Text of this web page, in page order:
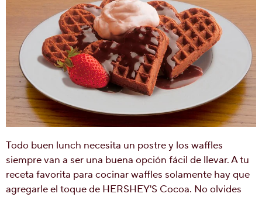
Todo buen lunch necesita un postre y los waffles
siempre van a ser una buena opción fácil de llevar. A tu
receta favorita para cocinar waffles solamente hay que
agregarle el toque de HERSHEY'S Cocoa. No olvides